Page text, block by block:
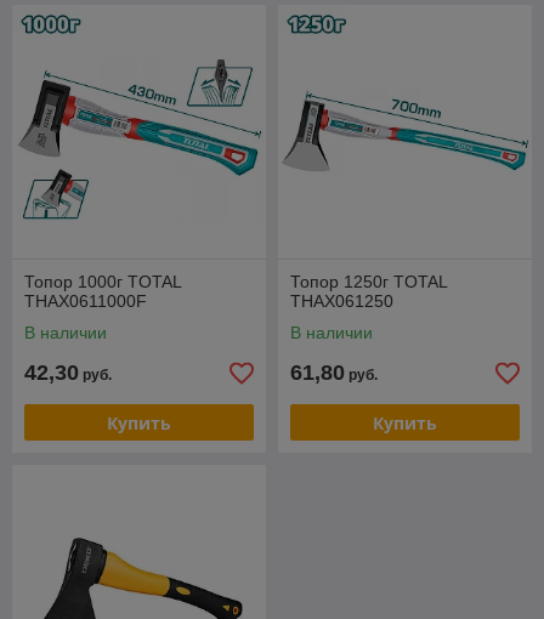
Топор 1000г TOTAL
THAX0611000F
В наличии
42,30 руб.
Купить
Топор 1250г TOTAL
THAX061250
В наличии
61,80 руб.
Купить